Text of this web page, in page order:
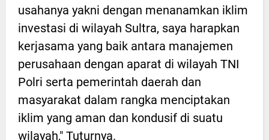
usahanya yakni dengan menanamkan iklim
investasi di wilayah Sultra, saya harapkan
kerjasama yang baik antara manajemen
perusahaan dengan aparat di wilayah TNI
Polri serta pemerintah daerah dan
masyarakat dalam rangka menciptakan
iklim yang aman dan kondusif di suatu
wilayah," Tuturnya.